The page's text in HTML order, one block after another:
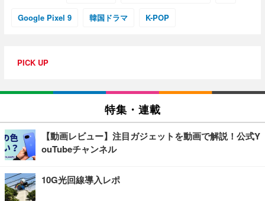
Google Pixel 9 韓国ドラマ K-POP
PICK UP
特集・連載
【動画レビュー】注目ガジェットを動画で解説！公式Y
ouTubeチャンネル
10G光回線導入レポ